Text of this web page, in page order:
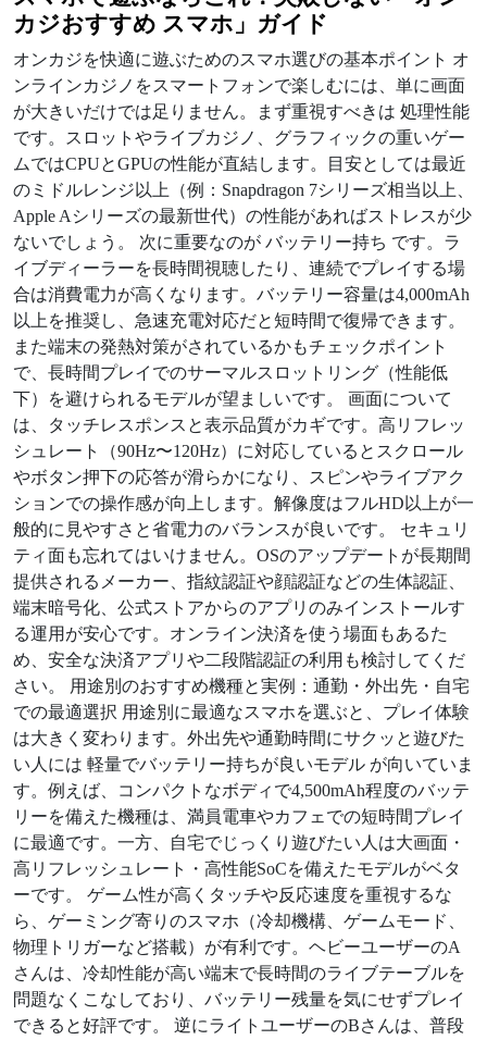
カジおすすめ スマホ」ガイド
オンカジを快適に遊ぶためのスマホ選びの基本ポイント オ
ンラインカジノをスマートフォンで楽しむには、単に画面
が大きいだけでは足りません。まず重視すべきは 処理性能
です。スロットやライブカジノ、グラフィックの重いゲー
ムではCPUとGPUの性能が直結します。目安としては最近
のミドルレンジ以上（例：Snapdragon 7シリーズ相当以上、
Apple Aシリーズの最新世代）の性能があればストレスが少
ないでしょう。 次に重要なのが バッテリー持ち です。ラ
イブディーラーを長時間視聴したり、連続でプレイする場
合は消費電力が高くなります。バッテリー容量は4,000mAh
以上を推奨し、急速充電対応だと短時間で復帰できます。
また端末の発熱対策がされているかもチェックポイント
で、長時間プレイでのサーマルスロットリング（性能低
下）を避けられるモデルが望ましいです。 画面について
は、タッチレスポンスと表示品質がカギです。高リフレッ
シュレート（90Hz〜120Hz）に対応しているとスクロール
やボタン押下の応答が滑らかになり、スピンやライブアク
ションでの操作感が向上します。解像度はフルHD以上が一
般的に見やすさと省電力のバランスが良いです。 セキュリ
ティ面も忘れてはいけません。OSのアップデートが長期間
提供されるメーカー、指紋認証や顔認証などの生体認証、
端末暗号化、公式ストアからのアプリのみインストールす
る運用が安心です。オンライン決済を使う場面もあるた
め、安全な決済アプリや二段階認証の利用も検討してくだ
さい。 用途別のおすすめ機種と実例：通勤・外出先・自宅
での最適選択 用途別に最適なスマホを選ぶと、プレイ体験
は大きく変わります。外出先や通勤時間にサクッと遊びた
い人には 軽量でバッテリー持ちが良いモデル が向いていま
す。例えば、コンパクトなボディで4,500mAh程度のバッテ
リーを備えた機種は、満員電車やカフェでの短時間プレイ
に最適です。一方、自宅でじっくり遊びたい人は大画面・
高リフレッシュレート・高性能SoCを備えたモデルがベタ
ーです。 ゲーム性が高くタッチや反応速度を重視するな
ら、ゲーミング寄りのスマホ（冷却機構、ゲームモード、
物理トリガーなど搭載）が有利です。ヘビーユーザーのA
さんは、冷却性能が高い端末で長時間のライブテーブルを
問題なくこなしており、バッテリー残量を気にせずプレイ
できると好評です。 逆にライトユーザーのBさんは、普段